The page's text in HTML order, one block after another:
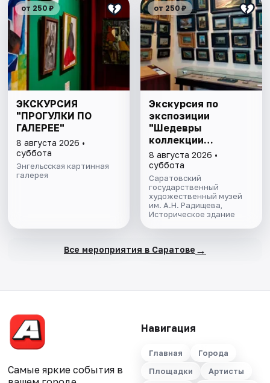
от 250 ₽
ЭКСКУРСИЯ
"ПРОГУЛКИ ПО
ГАЛЕРЕЕ"
8 августа 2026 •
суббота
Энгельсская картинная
галерея
от 250 ₽
Экскурсия по
экспозиции
"Шедевры
коллекции
Радищевского
музея"
8 августа 2026 •
суббота
Саратовский
государственный
художественный музей
им. А.Н. Радищева,
Историческое здание
Все мероприятия в Саратове →
Самые яркие события в
Навигация
Главная
Города
Площадки
Артисты